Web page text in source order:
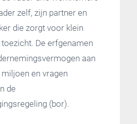
zelf, zijn partner en
die zorgt voor klein
De erfgenamen
aan
en vragen
de
(bor).